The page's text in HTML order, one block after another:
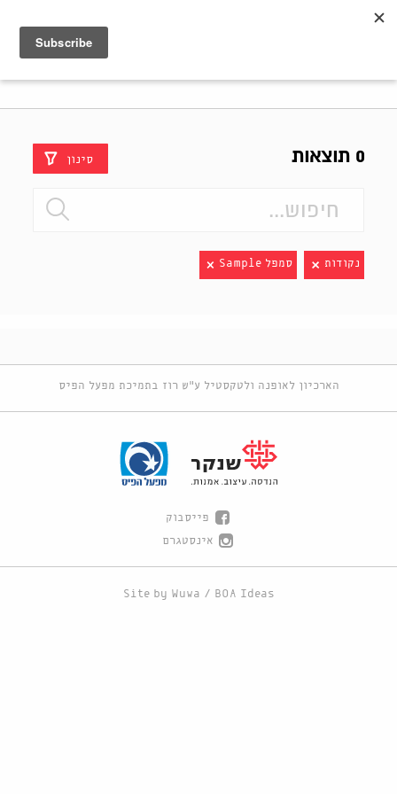
0 תוצאות סינון
נקודות סמפל Sample
הארכיון לאופנה ולטקסטיל ע"ש רוז בתמיכת מפעל הפיס
פייסבוק
אינסטגרם
Site by Wuwa / BOA Ideas